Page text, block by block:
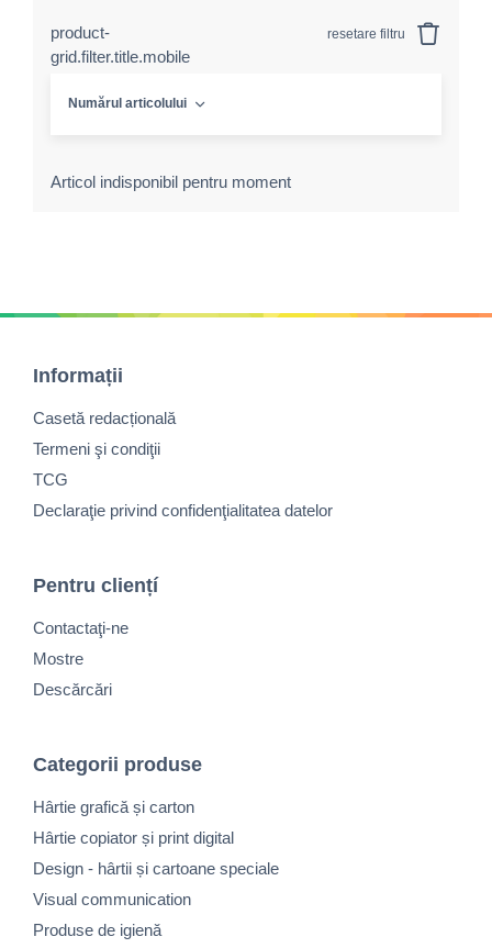
product-
grid.filter.title.mobile
resetare filtru
Numărul articolului
Articol indisponibil pentru moment
Informații
Casetă redacțională
Termeni şi condiţii
TCG
Declaraţie privind confidenţialitatea datelor
Pentru cliențí
Contactaţi-ne
Mostre
Descărcări
Categorii produse
Hârtie grafică și carton
Hârtie copiator și print digital
Design - hârtii și cartoane speciale
Visual communication
Produse de igienă